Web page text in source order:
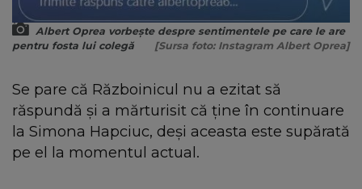
Albert Oprea vorbește despre sentimentele pe care le are
pentru fosta lui colegă
[Sursa foto: Instagram Albert Oprea]
Se pare că Războinicul nu a ezitat să
răspundă și a mărturisit că ține în continuare
la Simona Hapciuc, deși aceasta este supărată
pe el la momentul actual.